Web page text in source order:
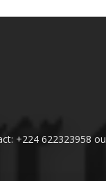
+224 622323958 ou